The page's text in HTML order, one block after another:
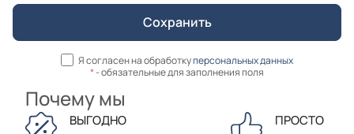
Я согласен на обработкуперсональных данных
*- обязательные для заполнения поля
Почему мы
ВЫГОДНО ПРОСТО